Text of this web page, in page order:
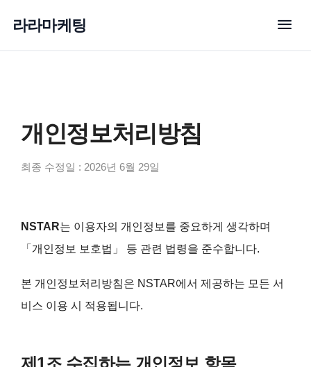
라라마케팅 menu
개인정보처리방침
최종 수정일 : 2026년 6월 29일
NSTAR는 이용자의 개인정보를 중요하게 생각하며
「개인정보 보호법」 등 관련 법령을 준수합니다.
본 개인정보처리방침은 NSTAR에서 제공하는 모든 서
비스 이용 시 적용됩니다.
제1조 수집하는 개인정보 항목